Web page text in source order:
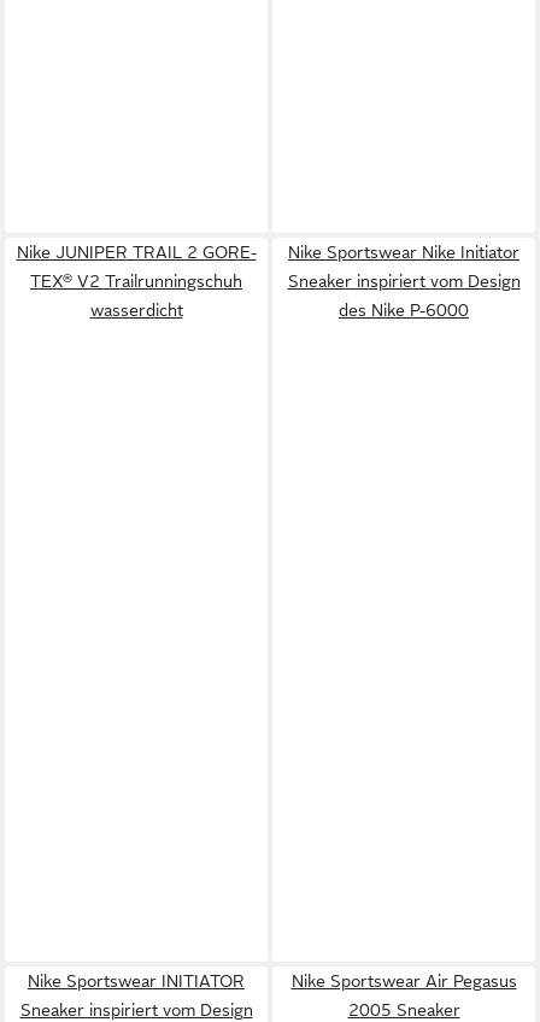
Nike JUNIPER TRAIL 2 GORE-
TEX® V2 Trailrunningschuh
wasserdicht
Nike Sportswear Nike Initiator
Sneaker inspiriert vom Design
des Nike P-6000
Nike Sportswear INITIATOR
Sneaker inspiriert vom Design
Nike Sportswear Air Pegasus
2005 Sneaker